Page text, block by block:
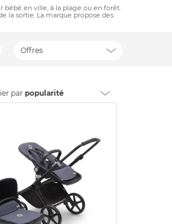
bébé en ville, à la plage ou en forêt.
la sortie. La marque propose des
Offres
par popularité